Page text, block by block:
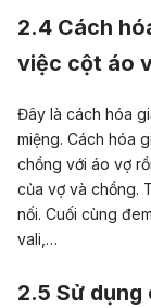
2.4 Cách
việc cột áo
Đây là cách hóa
miệng. Cách hóa
chồng với áo vợ
của vợ và chồng.
nối. Cuối cùng
vali,…
2.5 Sử dụng